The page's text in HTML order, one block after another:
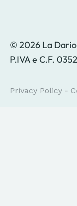
© 2026 La
P.IVA e C.F.
Privacy Policy -